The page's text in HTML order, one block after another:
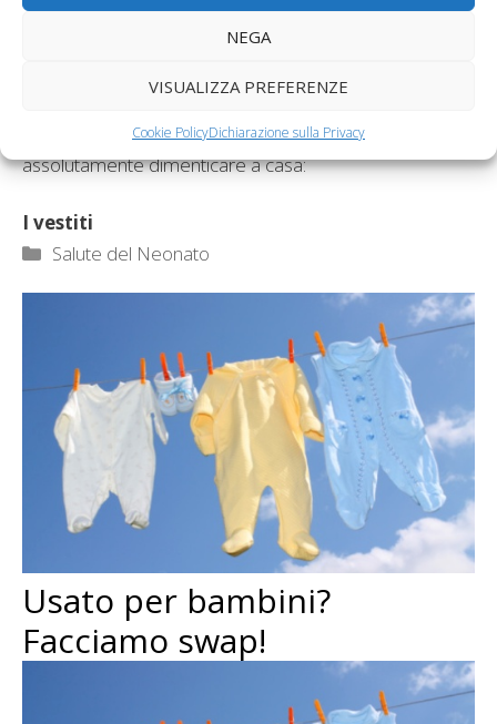
NEGA
VISUALIZZA PREFERENZE
Cookie PolicyDichiarazione sulla Privacy
Affrontare le vacanze con un bimbo di pochi mesi al
seguito non è affatto un’impresa impossibile. Basta
di seguito un elenco di ciò che non potete
assolutamente dimenticare a casa:
I vestiti
Categorie
Salute del Neonato
Usato per bambini?
Facciamo swap!